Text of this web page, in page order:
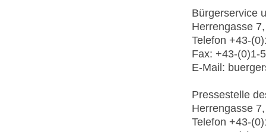
Bürgerservice
Herrengasse
Telefon +43-
Fax: +43-(0)1-
E-Mail:
Pressestelle
Herrengasse
Telefon +43-